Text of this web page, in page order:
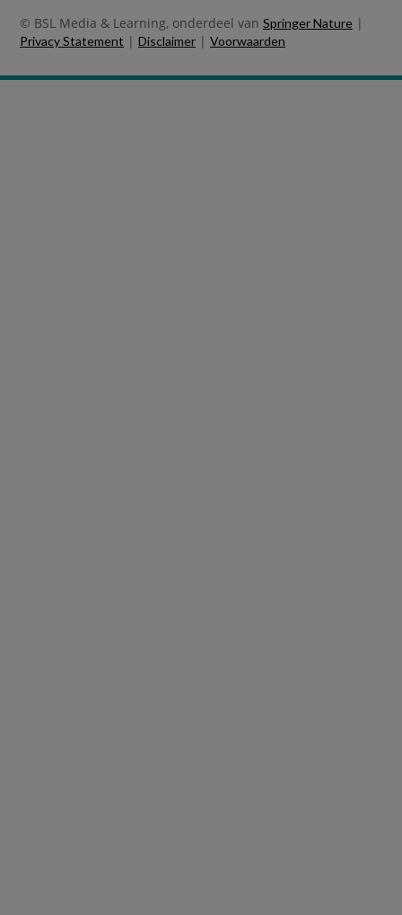
© BSL Media & Learning, onderdeel van Springer Nature |
Privacy Statement | Disclaimer | Voorwaarden